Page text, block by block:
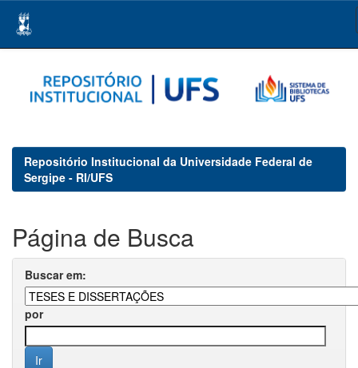
navigation
Repositório Institucional da Universidade Federal de
Sergipe - RI/UFS
Página de Busca
Buscar em:
por